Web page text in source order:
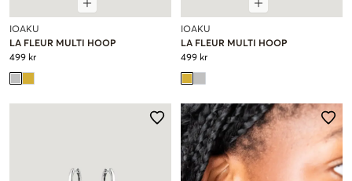
IOAKU
LA FLEUR MULTI HOOP
499 kr
IOAKU
LA FLEUR MULTI HOOP
499 kr